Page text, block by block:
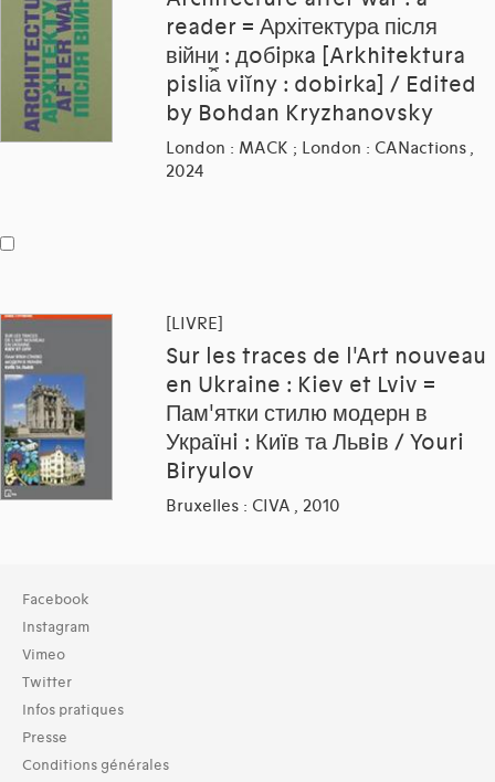
reader = Архітектура після
війни : дoбiркa [Arkhitektura
pisli︠a︡ viĭny : dobirka] / Edited
by Bohdan Kryzhanovsky
London : MACK ; London : CANactions ,
2024
[LIVRE]
Sur les traces de l'Art nouveau
en Ukraine : Kiev et Lviv =
Пам'ятки стилю модерн в
Украïнi : Киïв та Львiв / Youri
Biryulov
Bruxelles : CIVA , 2010
Collection
TOUT (2)
Bibliothèque (2)
Typologies documents
Livres (4)
Facebook
Instagram
Vimeo
Twitter
Infos pratiques
Presse
Conditions générales